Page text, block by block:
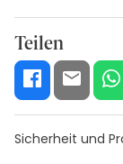
Teilen
Sicherheit und